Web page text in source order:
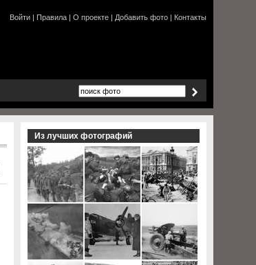
Войти | Правила | О проекте | Добавить фото | Контакты
Из лучших фотографий